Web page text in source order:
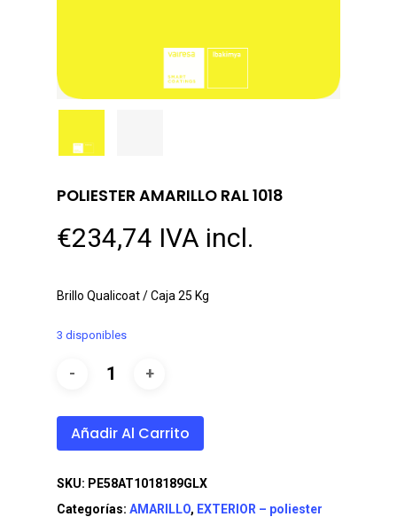
POLIESTER AMARILLO RAL 1018
€234,74 IVA incl.
Brillo Qualicoat / Caja 25 Kg
3 disponibles
Añadir Al Carrito
SKU: PE58AT1018189GLX
Categorías: AMARILLO, EXTERIOR – poliester